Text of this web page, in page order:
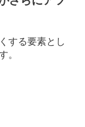
する要素とし